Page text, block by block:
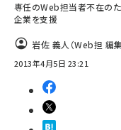
専任のWeb担当者不在の
企業を支援
岩佐 義人（Web担 編集
2013年4月5日 23:21